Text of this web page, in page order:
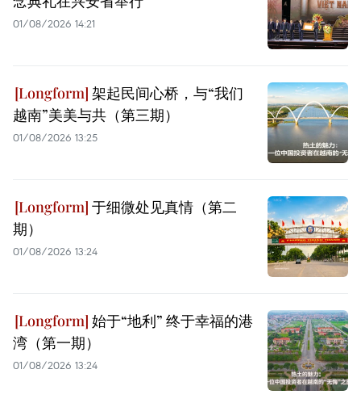
01/08/2026 14:21
架起民间心桥，与“我们
越南”美美与共（第三期）
01/08/2026 13:25
于细微处见真情（第二
期）
01/08/2026 13:24
始于“地利” 终于幸福的港
湾（第一期）
01/08/2026 13:24